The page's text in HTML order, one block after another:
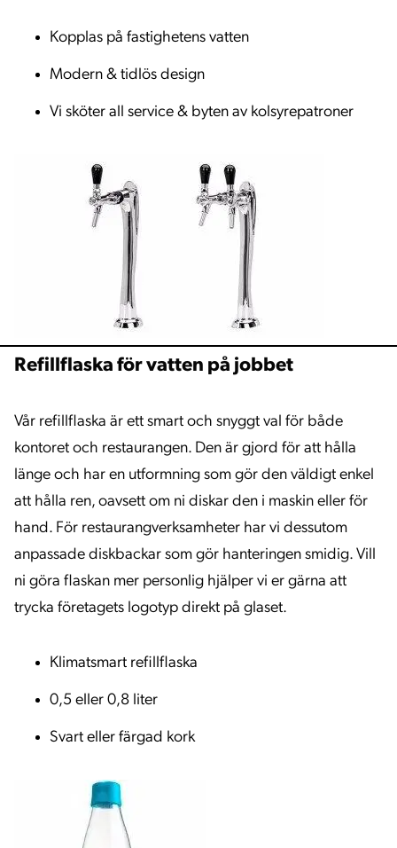
Kopplas på fastighetens vatten
Modern & tidlös design
Vi sköter all service & byten av kolsyrepatroner
Refillflaska för vatten på jobbet
Vår refillflaska är ett smart och snyggt val för både
kontoret och restaurangen. Den är gjord för att hålla
länge och har en utformning som gör den väldigt enkel
att hålla ren, oavsett om ni diskar den i maskin eller för
hand. För restaurangverksamheter har vi dessutom
anpassade diskbackar som gör hanteringen smidig. Vill
ni göra flaskan mer personlig hjälper vi er gärna att
trycka företagets logotyp direkt på glaset.
Klimatsmart refillflaska
0,5 eller 0,8 liter
Svart eller färgad kork